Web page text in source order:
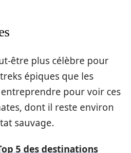
être plus célèbre pour
épiques que les
pour voir ces
dont il reste environ
sauvage.
5 des destinations